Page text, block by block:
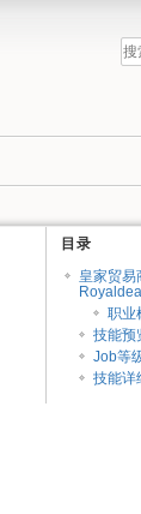
目录
皇家贸易
职业
技能预
Job等
技能详